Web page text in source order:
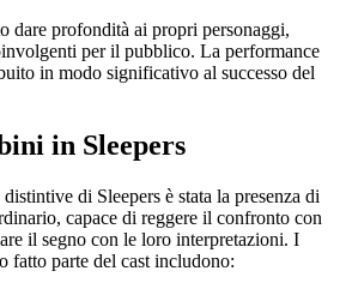
dare profondità ai propri personaggi,
per il pubblico. La performance
in modo significativo al successo del
in Sleepers
di Sleepers è stata la presenza di
capace di reggere il confronto con
il segno con le loro interpretazioni. I
fatto parte del cast includono: